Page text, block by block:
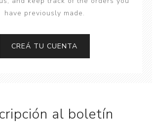
have previously made.
al boletín